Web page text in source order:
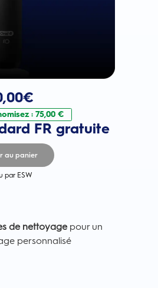
€
: 75,00 €
FR gratuite
au panier
par ESW
de nettoyagepour un
personnalisé